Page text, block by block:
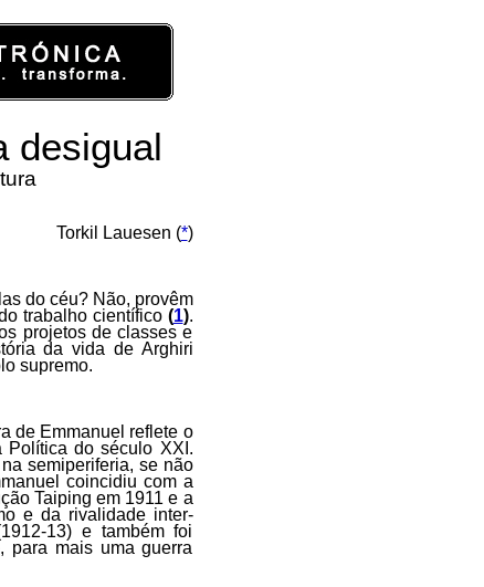
desigual
Torkil Lauesen (*)
do céu? Não, provêm
trabalho científico (1).
projetos de classes e
da vida de Arghiri
supremo.
de Emmanuel reflete o
Política do século XXI.
semiperiferia, se não
coincidiu com a
Taiping em 1911 e a
e da rivalidade inter-
13) e também foi
para mais uma guerra